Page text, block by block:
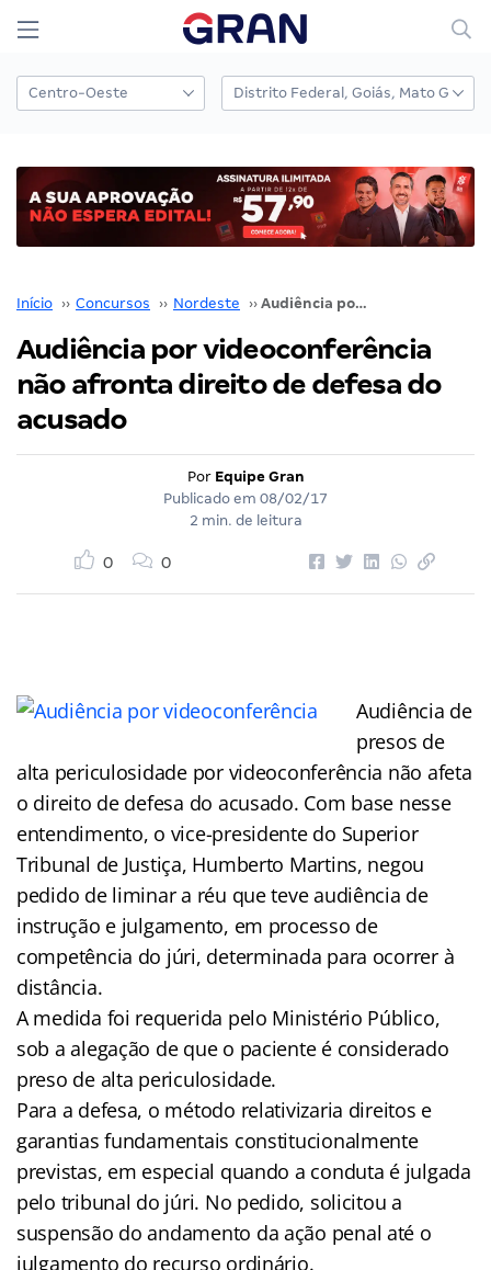
Início ›› Concursos ›› Nordeste ›› Audiência por videoconferência não afronta direito de defesa do acusado
Audiência por videoconferência
não afronta direito de defesa do
acusado
Por Equipe Gran
Publicado em 08/02/17
2 min. de leitura
0 0
Audiência de
presos de
alta periculosidade por videoconferência não afeta
o direito de defesa do acusado. Com base nesse
entendimento, o vice-presidente do Superior
Tribunal de Justiça, Humberto Martins, negou
pedido de liminar a réu que teve audiência de
instrução e julgamento, em processo de
competência do júri, determinada para ocorrer à
distância.
A medida foi requerida pelo Ministério Público,
sob a alegação de que o paciente é considerado
preso de alta periculosidade.
Para a defesa, o método relativizaria direitos e
garantias fundamentais constitucionalmente
previstas, em especial quando a conduta é julgada
pelo tribunal do júri. No pedido, solicitou a
suspensão do andamento da ação penal até o
julgamento do recurso ordinário.